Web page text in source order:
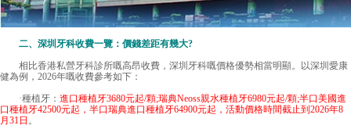
二、 深圳牙科收費一覽：價錢差距有幾大?
相比香港私營牙科診所嘅高昂收費，深圳牙科嘅價格優勢相當明顯。以深圳愛康
健為例，2026年嘅收費參考如下：
·種植牙： 進口種植牙3680元起/顆;瑞典Neoss親水種植牙6980元起/顆;半口美國進
口種植牙42500元起，半口瑞典進口種植牙64900元起，活動價格時間截止到2026年8
月31日 。